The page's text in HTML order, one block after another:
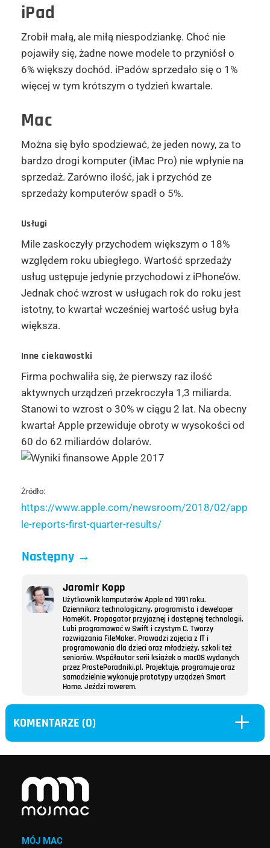
iPad
Zrobił małą, ale miłą niespodziankę. Choć nie
pojawiły się, żadne nowe modele to przyniósł o
6% większy dochód. iPadów sprzedało się o 1%
więcej w tym krótszym o tydzień kwartale.
Mac
Można się było spodziewać, że jeden nowy, za to
bardzo drogi komputer (iMac Pro) nie wpłynie na
sprzedaż. Zarówno ilość, jak i przychód ze
sprzedaży komputerów spadł o 5%.
Usługi
Mile zaskoczyły przychodem większym o 18%
względem roku ubiegłego. Wartość sprzedaży
usług ustępuje jedynie przychodowi z iPhone’ów.
Jednak choć wzrost w usługach rok do roku jest
istotny, to kwartał wcześniej wartość usług była
większa.
Inne ciekawostki
Firma pochwaliła się, że pierwszy raz ilość
aktywnych urządzeń przekroczyła 1,3 miliarda.
Stanowi to wzrost o 30% w ciągu 2 lat. Na obecny
kwartał Apple przewiduje obroty w wysokości od
60 do 62 miliardów dolarów.
Żródło:
https://www.apple.com/newsroom/2018/02/app
le-reports-first-quarter-results/
Następny→
Jaromir Kopp
Użytkownik komputerów Apple od 1991 roku.
Dziennikarz technologiczny, programista i deweloper
HomeKit. Propagator przyjaznej i dostępnej technologii.
Lubi programować w Swift i czystym C. Tworzy
rozwiązania FileMaker. Prowadzi zajęcia z IT i
programowania dla dzieci oraz młodzieży, szkoli też
seniorów. Współautor serii książek o macOS wydanych
przez ProstePoradniki.pl. Projektuje, programuje oraz
samodzielnie wykonuje prototypy urządzeń Smart
Home. Jeździ rowerem.
KOMENTARZE (0) L
MÓJ MAC